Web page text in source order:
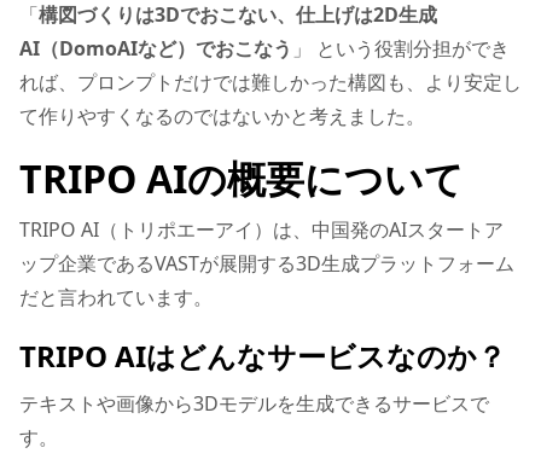
「構図づくりは3Dでおこない、仕上げは2D生成
AI（DomoAIなど）でおこなう 」 という役割分担ができ
れば、プロンプトだけでは難しかった構図も、より安定し
て作りやすくなるのではないかと考えました。
TRIPO AIの概要について
TRIPO AI（トリポエーアイ）は、中国発のAIスタートア
ップ企業であるVASTが展開する3D生成プラットフォーム
だと言われています。
TRIPO AIはどんなサービスなのか？
テキストや画像から3Dモデルを生成できるサービスで
す。